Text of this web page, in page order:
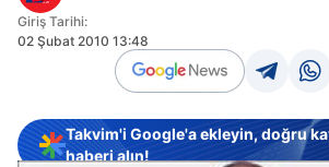
Giriş Tarihi:
02 Şubat 2010 13:48
Takvim'i Google'a ekleyin, doğru
haberi alın!